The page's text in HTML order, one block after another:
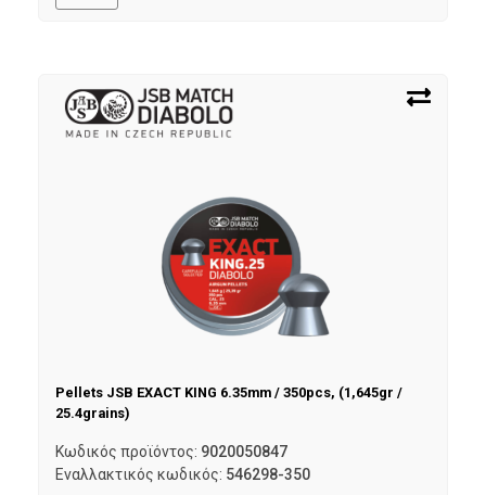
Pellets JSB EXACT KING 6.35mm / 350pcs, (1,645gr /
25.4grains)
Κωδικός προϊόντος: 9020050847
Εναλλακτικός κωδικός: 546298-350